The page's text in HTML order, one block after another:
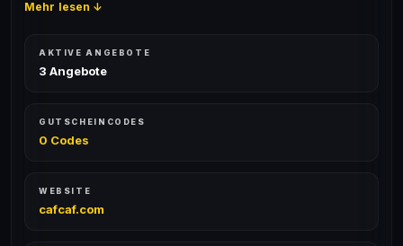
Mehr lesen ↓
AKTIVE ANGEBOTE
3 Angebote
GUTSCHEINCODES
0 Codes
WEBSITE
cafcaf.com